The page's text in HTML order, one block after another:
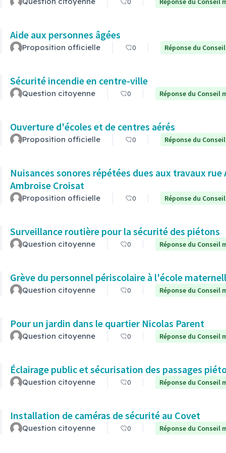
Aide aux personnes âgées
Proposition officielle 0 Réponse du
Sécurité incendie en centre-ville
Question citoyenne 0 Réponse du
Ouverture d'écoles et de centres aérés
Proposition officielle 0 Réponse du
Nuisances sonores répétées dues aux travaux
Ambroise Croisat
Proposition officielle 0 Réponse du
Surveillance routière pour la sécurité des piétons
Question citoyenne 0 Réponse du
Grève du personnel périscolaire à l'école
Question citoyenne 0 Réponse du
Pour un jardin dans le quartier Nicolas Parent
Question citoyenne 0 Réponse du
Éclairage public et sécurisation des passages
Question citoyenne 0 Réponse du
Installation de caméras de sécurité au Covet
Question citoyenne 0 Réponse du